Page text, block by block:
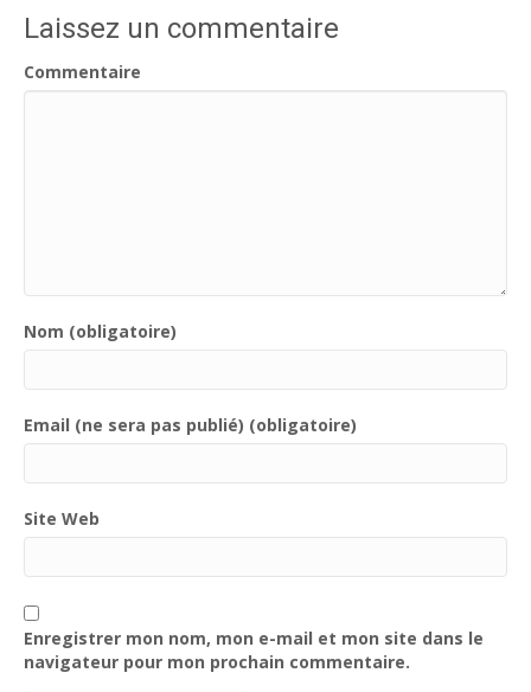
Laissez un commentaire
Commentaire
Nom (obligatoire)
Email (ne sera pas publié) (obligatoire)
Site Web
Enregistrer mon nom, mon e-mail et mon site dans le
navigateur pour mon prochain commentaire.